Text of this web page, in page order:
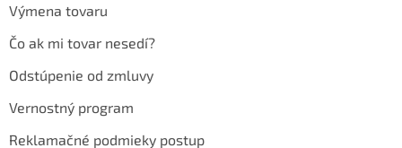
Výmena tovaru
Čo ak mi tovar nesedí?
Odstúpenie od zmluvy
Vernostný program
Reklamačné podmieky postup